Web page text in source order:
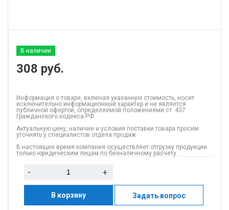
В наличии
308 руб.
Информация о товаре, включая указанную стоимость, носит
исключительно информационный характер и не является
публичной офертой, определяемой положениями ст. 437
Гражданского кодекса РФ.
Актуальную цену, наличие и условия поставки товара просим
уточнять у специалистов отдела продаж.
В настоящее время компания осуществляет отгрузку продукции
только юридическим лицам по безналичному расчету.
- +
В корзину Задать вопрос